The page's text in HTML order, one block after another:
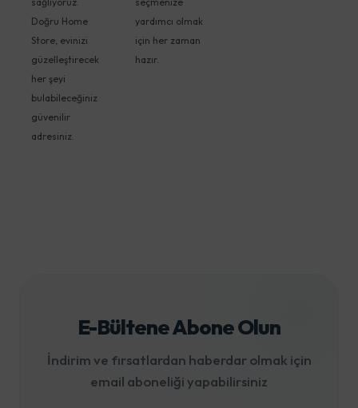
Doğru Home
Store, evinizi
güzelleştirecek
her şeyi
bulabileceğiniz
güvenilir
adresiniz.
yardımcı olmak
için her zaman
hazır.
E-Bültene Abone Olun
İndirim ve fırsatlardan haberdar olmak için
email aboneliği yapabilirsiniz